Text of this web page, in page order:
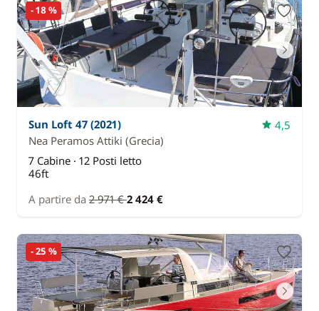
- 18 %
Sun Loft 47 (2021)
4,5
Nea Peramos Attiki (Grecia)
7 Cabine · 12 Posti letto
46ft
A partire da 2 971 €2 424 €
- 25 %